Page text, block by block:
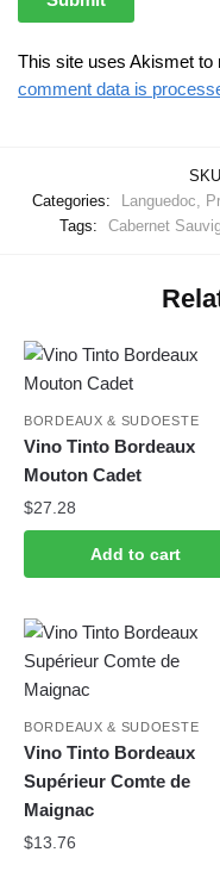
This site uses Akismet to
comment data is
Categories:
Languedoc,
Tags:
Cabernet
BORDEAUX & SUDOESTE
Vino Tinto Bordeaux
Mouton Cadet
$27.28
Add to cart
BORDEAUX & SUDOESTE
Vino Tinto Bordeaux
Supérieur Comte de
Maignac
$13.76